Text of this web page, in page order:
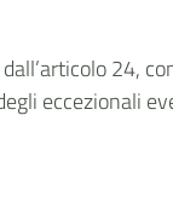
24,
eccezionali